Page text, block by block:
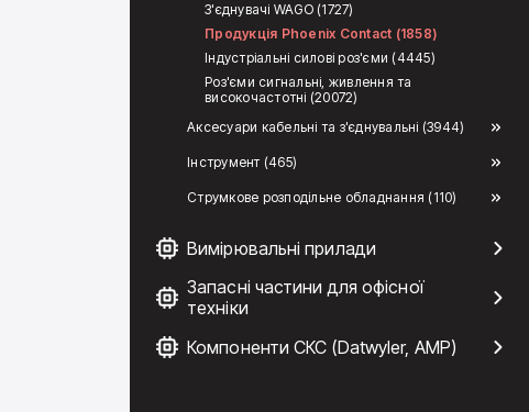
З'єднувачі WAGO (1727)
Продукція Phoenix Contact (1858)
Індустріальні силові роз'єми (4445)
Роз'єми сигнальні, живлення та
високочастотні (20072)
Аксесуари кабельні та з'єднувальні (3944)
Інструмент (465)
Струмкове розподільне обладнання (110)
Вимірювальні прилади
Запасні частини для офісної
техніки
Компоненти СКС (Datwyler, AMP)